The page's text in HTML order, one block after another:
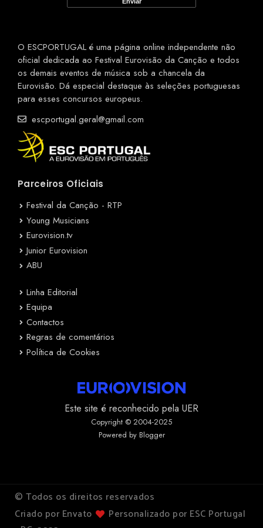
O ESCPORTUGAL é uma página online independente não
oficial dedicada ao Festival Eurovisão da Canção e todos
os demais eventos de música sob a chancela da
Eurovisão. Dá especial destaque às seleções portuguesas
para esses concursos europeus.
escportugal.geral@gmail.com
Parceiros Oficiais
Festival da Canção - RTP
Young Musicians
Eurovision.tv
Junior Eurovision
ABU
Linha Editorial
Equipa
Contactos
Regras de comentários
Política de Cookies
Este site é reconhecido pela UER
Copyright © 2004-2025
Powered by Blogger
© Todos os direitos reservados
Criado por Envato
Personalizado por ESC Portugal